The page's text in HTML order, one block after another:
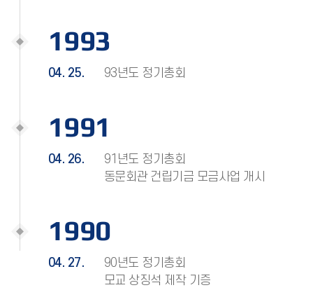
1993
04. 25. 93년도 정기총회
1991
04. 26.
91년도 정기총회
동문회관 건립기금 모금사업 개시
1990
04. 27.
90년도 정기총회
모교 상징석 제작 기증